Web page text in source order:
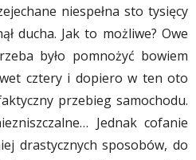
niespełna sto tysięcy
ducha. Jak to możliwe? Owe
było pomnożyć bowiem
cztery i dopiero w ten oto
przebieg samochodu.
Jednak cofanie
drastycznych sposobów, do